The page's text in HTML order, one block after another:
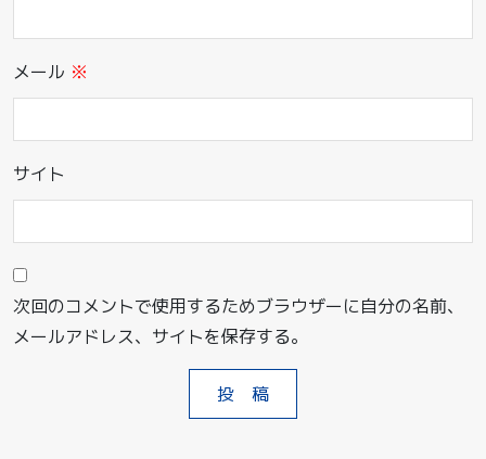
メール ※
サイト
次回のコメントで使用するためブラウザーに自分の名前、
メールアドレス、サイトを保存する。